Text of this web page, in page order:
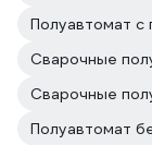
Полуавтомат с
Сварочные
Сварочные
Полуавтомат